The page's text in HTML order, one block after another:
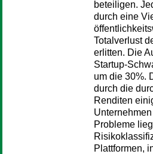
beteiligen.
durch eine
Totalverlust
erlitten. Die
Startup-
um die 30%.
durch die
Renditen
Probleme
Plattformen,